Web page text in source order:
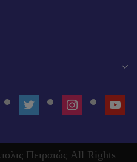
TWITTER INSTAGRAM
Πειραιώς All Rights